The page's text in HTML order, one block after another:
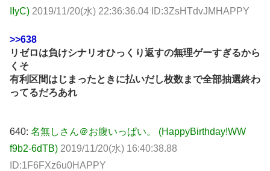
IIyC) 2019/11/20(水) 22:36:36.04 ID:3ZsHTdvJMHAPPY
>>638
リゼロは負けシナリオひっくり返すの無理ゲーすぎるから
くそ
有利区間はじまったときに払いだし枚数まで全部抽選終わ
ってるだろあれ
640: 名無しさん＠お腹いっぱい。 (HappyBirthday!WW
f9b2-6dTB) 2019/11/20(水) 16:40:38.88
ID:1F6FXz6u0HAPPY